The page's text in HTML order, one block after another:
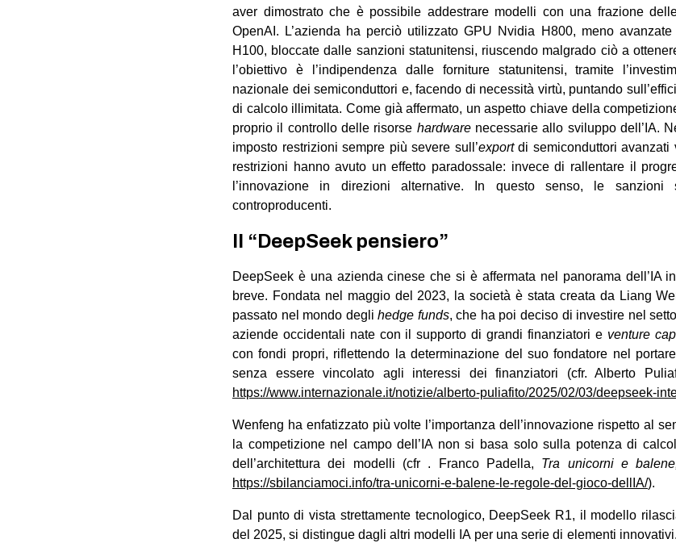
aver dimostrato che è possibile addestrare modelli con una frazione
OpenAI. L’azienda ha perciò utilizzato GPU Nvidia H800, meno
H100, bloccate dalle sanzioni statunitensi, riuscendo malgrado ciò a
l’obiettivo è l’indipendenza dalle forniture statunitensi, tramite
nazionale dei semiconduttori e, facendo di necessità virtù, puntando
di calcolo illimitata. Come già affermato, un aspetto chiave della
proprio il controllo delle risorse hardwarenecessarie allo sviluppo dell’IA.
imposto restrizioni sempre più severe sull’exportdi semiconduttori avanzati
restrizioni hanno avuto un effetto paradossale: invece di rallentare il
l’innovazione in direzioni alternative. In questo senso, le sanzioni
controproducenti.
Il “DeepSeek pensiero”
DeepSeek è una azienda cinese che si è affermata nel panorama dell’IA
breve. Fondata nel maggio del 2023, la società è stata creata da Liang
passato nel mondo deglihedge funds, che ha poi deciso di investire nel
aziende occidentali nate con il supporto di grandi finanziatori e venture
con fondi propri, riflettendo la determinazione del suo fondatore nel
senza essere vincolato agli interessi dei finanziatori (cfr. Alberto
https://www.internazionale.it/notizie/alberto-puliafito/2025/02/03/deepseek-
Wenfeng ha enfatizzato più volte l’importanza dell’innovazione rispetto al
la competizione nel campo dell’IA non si basa solo sulla potenza di
dell’architettura dei modelli (cfr . Franco Padella, Tra unicorni e
https://sbilanciamoci.info/tra-unicorni-e-balene-le-regole-del-gioco-dellIA/).
Dal punto di vista strettamente tecnologico, DeepSeek R1, il modello
del 2025, si distingue dagli altri modelli IA per una serie di elementi